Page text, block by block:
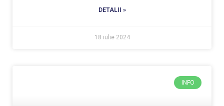
DETALII »
18 iulie 2024
INFO